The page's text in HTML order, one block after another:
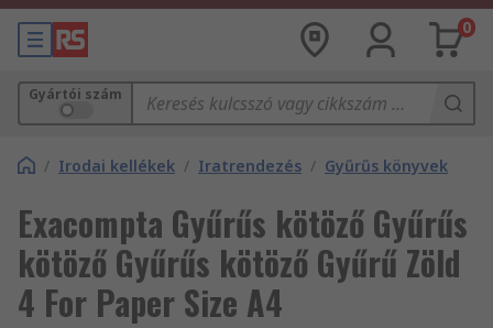
0
Gyártói szám
/ Irodai kellékek / Iratrendezés / Gyűrűs könyvek
Exacompta Gyűrűs kötöző Gyűrűs
kötöző Gyűrűs kötöző Gyűrű Zöld
4 For Paper Size A4